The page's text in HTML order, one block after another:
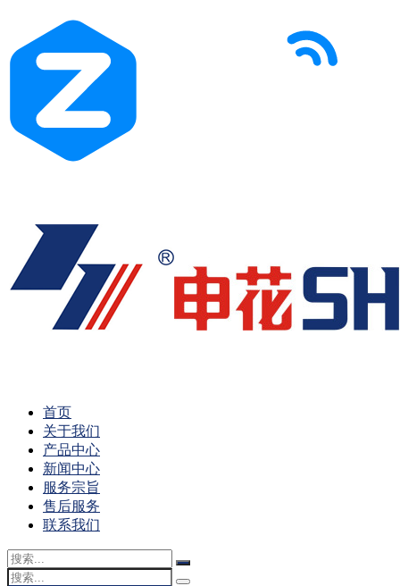
首页
关于我们
产品中心
新闻中心
服务宗旨
售后服务
联系我们